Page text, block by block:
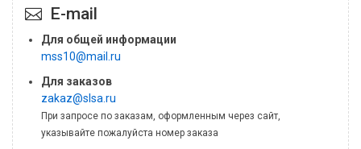
E-mail
Для общей информации
mss10@mail.ru
Для заказов
zakaz@slsa.ru
При запросе по заказам, оформленным через сайт,
указывайте пожалуйста номер заказа